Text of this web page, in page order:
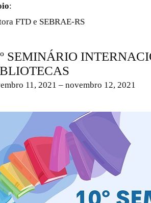
:
FTD e SEBRAE-RS
SEMINÁRIO
11, 2021 – novembro 12, 2021